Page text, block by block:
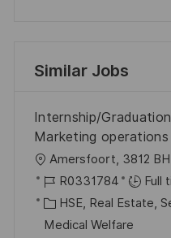
Similar Jobs
Internship/
Marketing operations
L
o
c
Amersfoort, 3812 BH
J
o
b
R0331784
Full
C
a
HSE, Real Estate,
Medical Welfare